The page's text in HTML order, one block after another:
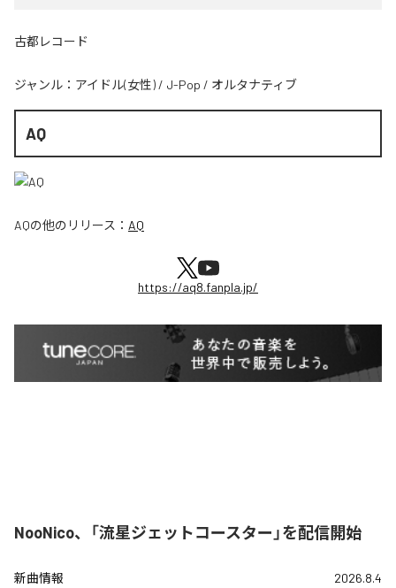
古都レコード
ジャンル： アイドル(女性) / J-Pop / オルタナティブ
AQ
AQの他のリリース： AQ
https://aq8.fanpla.jp/
NooNico、「流星ジェットコースター」を配信開始
新曲情報 2026.8.4